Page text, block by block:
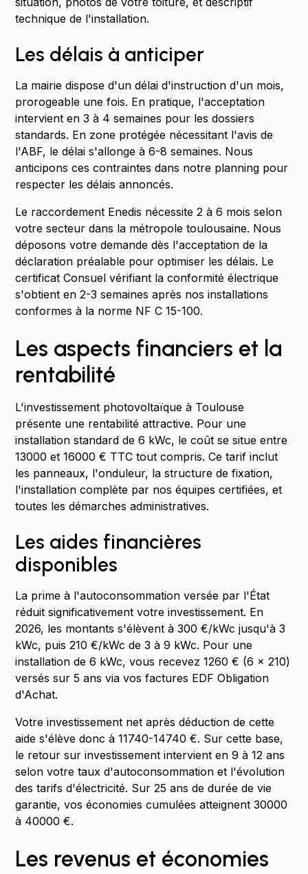
technique de l'installation.
Les délais à anticiper
La mairie dispose d'un délai d'instruction d'un mois,
prorogeable une fois. En pratique, l'acceptation
intervient en 3 à 4 semaines pour les dossiers
standards. En zone protégée nécessitant l'avis de
l'ABF, le délai s'allonge à 6-8 semaines. Nous
anticipons ces contraintes dans notre planning pour
respecter les délais annoncés.
Le raccordement Enedis nécessite 2 à 6 mois selon
votre secteur dans la métropole toulousaine. Nous
déposons votre demande dès l'acceptation de la
déclaration préalable pour optimiser les délais. Le
certificat Consuel vérifiant la conformité électrique
s'obtient en 2-3 semaines après nos installations
conformes à la norme NF C 15-100.
Les aspects financiers et la
rentabilité
L'investissement photovoltaïque à Toulouse
présente une rentabilité attractive. Pour une
installation standard de 6 kWc, le coût se situe entre
13000 et 16000 € TTC tout compris. Ce tarif inclut
les panneaux, l'onduleur, la structure de fixation,
l'installation complète par nos équipes certifiées, et
toutes les démarches administratives.
Les aides financières
disponibles
La prime à l'autoconsommation versée par l'État
réduit significativement votre investissement. En
2026, les montants s'élèvent à 300 €/kWc jusqu'à 3
kWc, puis 210 €/kWc de 3 à 9 kWc. Pour une
installation de 6 kWc, vous recevez 1260 € (6 × 210)
versés sur 5 ans via vos factures EDF Obligation
d'Achat.
Votre investissement net après déduction de cette
aide s'élève donc à 11740-14740 €. Sur cette base,
le retour sur investissement intervient en 9 à 12 ans
selon votre taux d'autoconsommation et l'évolution
des tarifs d'électricité. Sur 25 ans de durée de vie
garantie, vos économies cumulées atteignent 30000
à 40000 €.
Les revenus et économies